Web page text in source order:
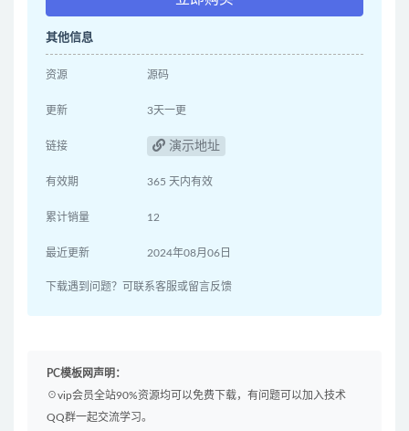
其他信息
资源 源码
更新 3天一更
链接 演示地址
有效期 365 天内有效
累计销量 12
最近更新 2024年08月06日
下载遇到问题？可联系客服或留言反馈
PC模板网声明：
☉vip会员全站90%资源均可以免费下载，有问题可以加入技术
QQ群一起交流学习。